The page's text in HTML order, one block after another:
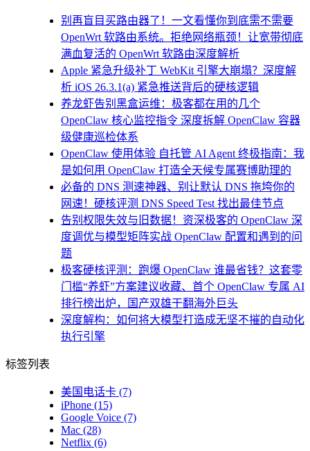
别再盲目买路由器了！一文看懂你到底需不需要
OpenWrt 软路由系统。拒绝网络瓶颈！让宽带彻底
满血复活的 OpenWrt 软路由深度解析
Apple 紧急升级补丁 WebKit 引擎大崩塌？深度解
析 iOS 26.3.1(a) 紧急推送背后的硬核逻辑
养龙虾告别黑盒运维：极客都在用的几个
OpenClaw 核心监控指令 深度拆解 OpenClaw 容器
级健康巡检体系
OpenClaw 使用体验 自托管 AI Agent 终极指南：我
是如何用 OpenClaw 打造全天候专属赛博助理的
必备的 DNS 测速神器、别让默认 DNS 拖垮你的
网速！硬核评测 DNS Speed Test 找出最佳节点
告别权限失效与旧数据！资深极客的 OpenClaw 深
度调优与模型矩阵实战 OpenClaw 配置和遇到的问
题
极客硬核评测：跑爆 OpenClaw 谁最省钱？这套零
门槛“养虾”方案建议收藏、首个 OpenClaw 专属 AI
排行榜出炉，国产双雄干翻海外巨头
深度解构：如何将大模型打造成无坚不摧的自动化
执行引擎
标签列表
美国电话卡 (7)
iPhone (15)
Google Voice (7)
Mac (28)
Netflix (6)